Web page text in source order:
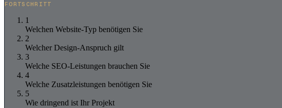
FORTSCHRITT
1
Welchen Website-Typ benötigen Sie
2
Welcher Design-Anspruch gilt
3
Welche SEO-Leistungen brauchen Sie
4
Welche Zusatzleistungen benötigen Sie
5
Wie dringend ist Ihr Projekt